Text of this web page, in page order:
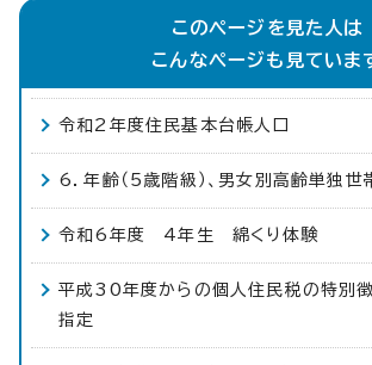
このページを見た人は
こんなページも見ていま
令和2年度住民基本台帳人口
6．年齢（5歳階級）、男女別高齢単独
令和6年度 4年生 綿くり体験
平成30年度からの個人住民税の特別
指定